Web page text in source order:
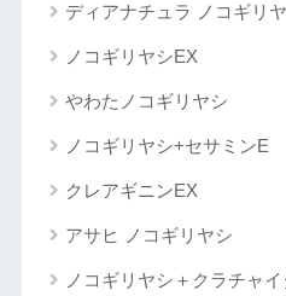
ディアナチュラ ノコギリ
ノコギリヤシEX
やわたノコギリヤシ
ノコギリヤシ+セサミンE
クレアギニンEX
アサヒ ノコギリヤシ
ノコギリヤシ＋クラチャイ